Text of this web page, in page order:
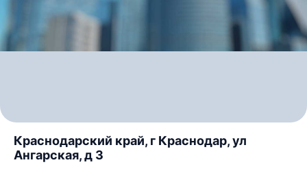
Краснодарский край, г Краснодар, ул
Ангарская, д 3